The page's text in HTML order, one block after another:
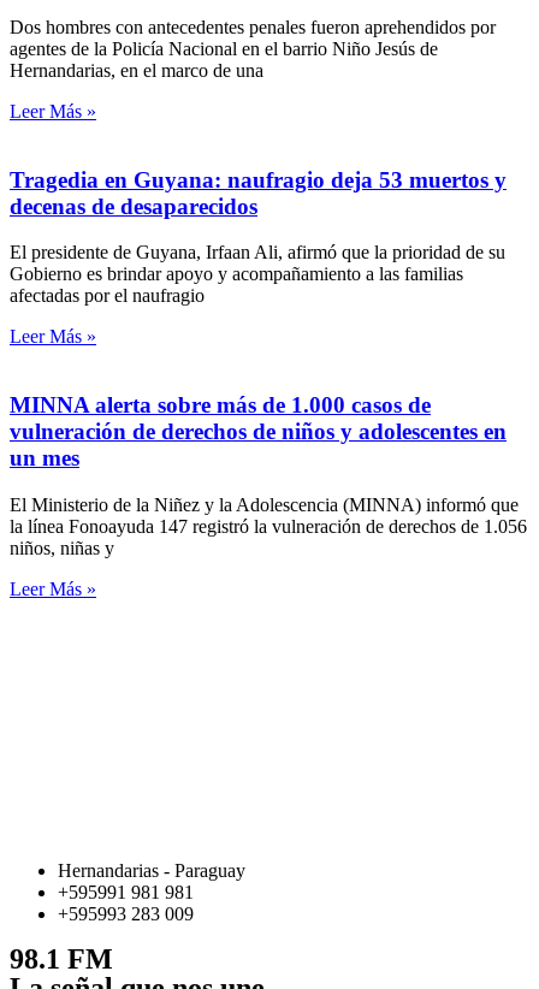
Dos hombres con antecedentes penales fueron aprehendidos por
agentes de la Policía Nacional en el barrio Niño Jesús de
Hernandarias, en el marco de una
Leer Más »
Tragedia en Guyana: naufragio deja 53 muertos y
decenas de desaparecidos
El presidente de Guyana, Irfaan Ali, afirmó que la prioridad de su
Gobierno es brindar apoyo y acompañamiento a las familias
afectadas por el naufragio
Leer Más »
MINNA alerta sobre más de 1.000 casos de
vulneración de derechos de niños y adolescentes en
un mes
El Ministerio de la Niñez y la Adolescencia (MINNA) informó que
la línea Fonoayuda 147 registró la vulneración de derechos de 1.056
niños, niñas y
Leer Más »
Hernandarias - Paraguay
+595991 981 981
+595993 283 009
98.1 FM